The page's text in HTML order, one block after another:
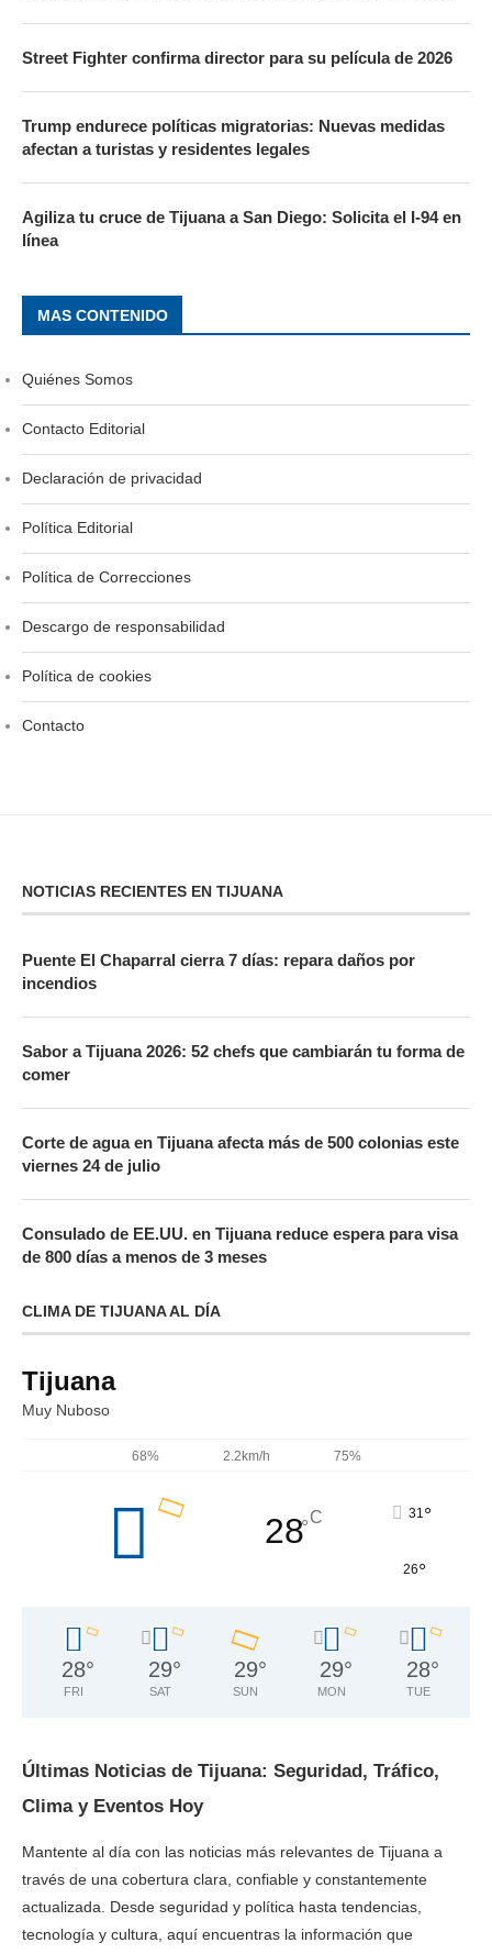
Street Fighter confirma director para su película de 2026
Trump endurece políticas migratorias: Nuevas medidas
afectan a turistas y residentes legales
Agiliza tu cruce de Tijuana a San Diego: Solicita el I-94 en
línea
MAS CONTENIDO
Quiénes Somos
Contacto Editorial
Declaración de privacidad
Política Editorial
Política de Correcciones
Descargo de responsabilidad
Política de cookies
Contacto
NOTICIAS RECIENTES EN TIJUANA
Puente El Chaparral cierra 7 días: repara daños por
incendios
Sabor a Tijuana 2026: 52 chefs que cambiarán tu forma de
comer
Corte de agua en Tijuana afecta más de 500 colonias este
viernes 24 de julio
Consulado de EE.UU. en Tijuana reduce espera para visa
de 800 días a menos de 3 meses
CLIMA DE TIJUANA AL DÍA
Tijuana
Muy Nuboso
68% 2.2km/h 75%
28°C 31 °
26°
28°
FRI
29°
SAT
29°
SUN
29°
MON
28°
TUE
Últimas Noticias de Tijuana: Seguridad, Tráfico,
Clima y Eventos Hoy
Mantente al día con las noticias más relevantes de Tijuana a
través de una cobertura clara, confiable y constantemente
actualizada. Desde seguridad y política hasta tendencias,
tecnología y cultura, aquí encuentras la información que